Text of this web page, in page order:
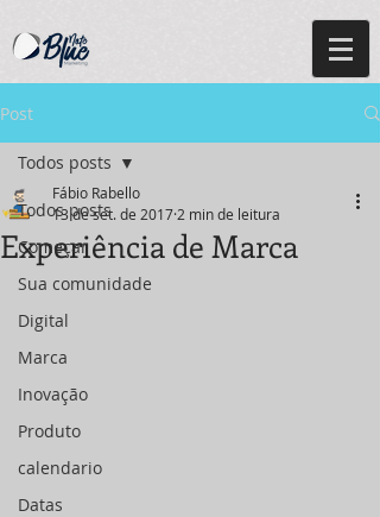
Post
Todos posts
Começar
Sua comunidade
Digital
Marca
Inovação
Produto
calendario
Datas
Todos posts
Experiência de Marca
Fábio Rabello
13 de set. de 2017 2 min de leitura